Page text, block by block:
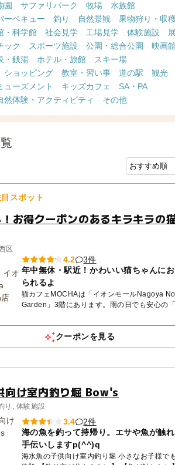
園 サファリパーク 牧場
水族館
ーベキュー 釣り 自然景観
果物狩り・収
・科学館 社会見学 工場見学 体験施設
ック スポーツ施設 公園・総合公園
映画
・銭湯 ホテル・旅館
スキー場
ショッピング 教室・習い事 道の駅
観光
ューズメント キッズカフェ
SA・PA
然体験・アクティビティ その他
スポット
お得クーポンのあるキラキラの
区
4.2
3件
年中無休・駅近！かわいい猫ちゃんに
られるよ
猫カフェMOCHAは「イオンモールNagoya
Garden」3階にあります。雨の日でも安心の
クーポンを見る
向け室内釣り堀 Bow's
り, 体験施設
3.4
2件
海の魚を釣って持帰り。エサや魚が触
手伝いしますp(^^)q
海水魚の子供向け室内釣り堀 小さなお子様で